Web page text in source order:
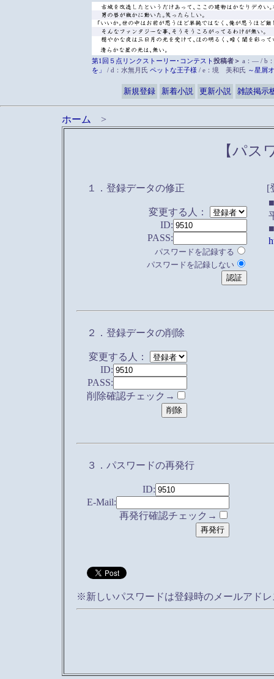
第1回５点リンクストーリー･コンテスト投稿者＞ a：― / b
を」
/ d：水無月氏 ペットな王子様 / e：境 美和氏 ～星屑
新規登録 新着小説 更新小説 雑談掲示
ホーム >
【パス
１．登録データの修正
変更する人：
ID:
PASS:
パスワードを記録する
パスワードを記録しない
[
２．登録データの削除
変更する人：
ID:
PASS:
削除確認チェック→
３．パスワードの再発行
ID:
E-Mail:
再発行確認チェック→
※新しいパスワードは登録時のメールアド